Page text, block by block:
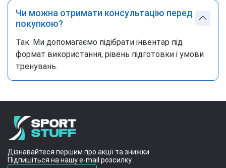
Чи можна отримати консультацію перед
покупкою?
Так. Ми допомагаємо підібрати інвентар під
формат використання, рівень підготовки і умови
тренувань.
Дізнавайтеся першим про акції та знижки
Підпишіться на нашу e-mail розсилку